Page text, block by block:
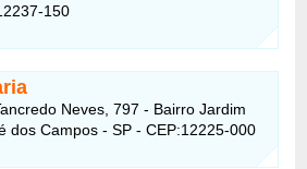
150
Neves, 797 - Bairro Jardim
dos Campos - SP - CEP:12225-000